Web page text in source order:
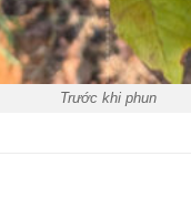
Trước khi phun